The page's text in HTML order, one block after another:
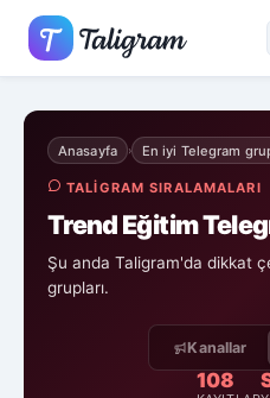
Anasayfa › En iyi Telegram
TALIGRAM SIRALAMALARI
Trend Eğitim
Şu anda Taligram'da dikkat
grupları.
Kanallar
108